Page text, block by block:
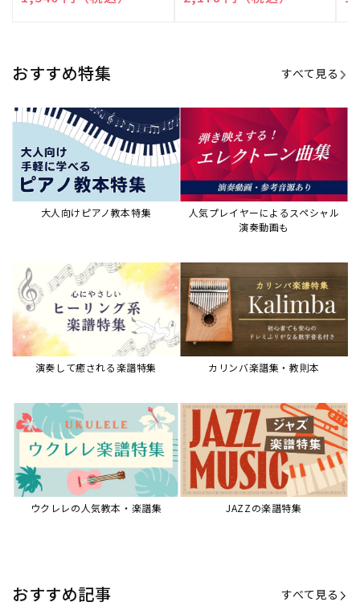
おすすめ特集 すべて見る
大人向けピアノ教本特集
人気プレイヤーによるスペシャル
演奏動画も
演奏して癒される楽譜特集 カリンバ楽譜集・教則本
ウクレレの人気教本・楽譜集 JAZZの楽譜特集
おすすめ記事 すべて見る